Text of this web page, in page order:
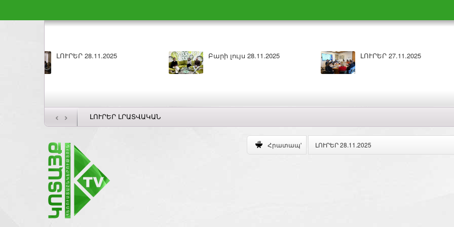
Բարի լույս 27.11.2025 ԼՈՒՐԵՐ 26.11.2025 Բարի լույս 26.11.2025
‹ › ԼՈՒՐԵՐ ԼՐԱՏՎԱԿԱՆ
Հրատապ' ԼՈՒՐԵՐ 28.11.2025